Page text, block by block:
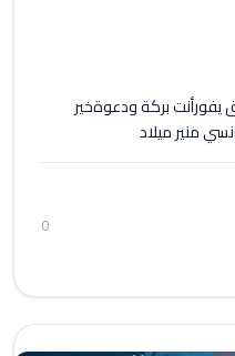
بركة ودعوةخير
منير ميلاد
0